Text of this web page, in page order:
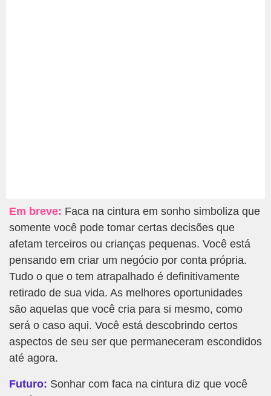
Em breve: Faca na cintura em sonho simboliza que
somente você pode tomar certas decisões que
afetam terceiros ou crianças pequenas. Você está
pensando em criar um negócio por conta própria.
Tudo o que o tem atrapalhado é definitivamente
retirado de sua vida. As melhores oportunidades
são aquelas que você cria para si mesmo, como
será o caso aqui. Você está descobrindo certos
aspectos de seu ser que permaneceram escondidos
até agora.
Futuro: Sonhar com faca na cintura diz que você